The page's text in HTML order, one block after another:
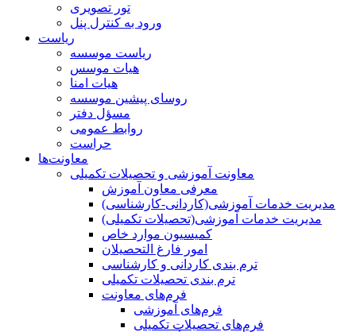
تور تصویری
ورود به کنترل پنل
ریاست
ریاست موسسه
هیات موسس
هیات امنا
روسای پیشین موسسه
مسؤل دفتر
روابط عمومی
حراست
معاونت‌ها
معاونت آموزشی و تحصیلات تکمیلی
معرفی معاون آموزش
مدیریت خدمات آموزشی(کاردانی-کارشناسی)
مدیریت خدمات آموزشی(تحصیلات تکمیلی)
کمیسیون موارد خاص
امور فارغ التحصیلان
ترم بندی کاردانی و کارشناسی
ترم بندی تحصیلات تکمیلی
فرم‌های معاونت
فرم‌های آموزشی
فرم‌های تحصیلات تکمیلی